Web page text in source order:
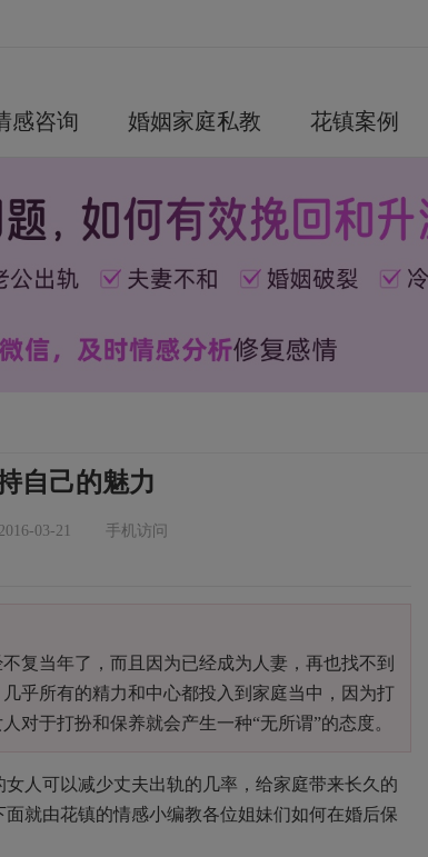
感咨询 婚姻家庭私教 花镇案例
自己的魅力
03-21 手机访问
复当年了，而且因为已经成为人妻，再也找不到
乎所有的精力和中心都投入到家庭当中，因为打
对于打扮和保养就会产生一种“无所谓”的态度。
人可以减少丈夫出轨的几率，给家庭带来长久的
就由花镇的情感小编教各位姐妹们如何在婚后保